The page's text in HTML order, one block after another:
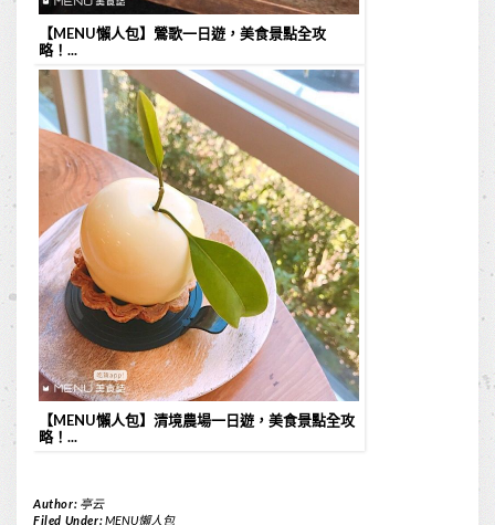
【MENU懶人包】鶯歌一日遊，美食景點全攻
略！...
【MENU懶人包】清境農場一日遊，美食景點全攻
略！...
Author: 亭云
Filed Under:MENU懶人包